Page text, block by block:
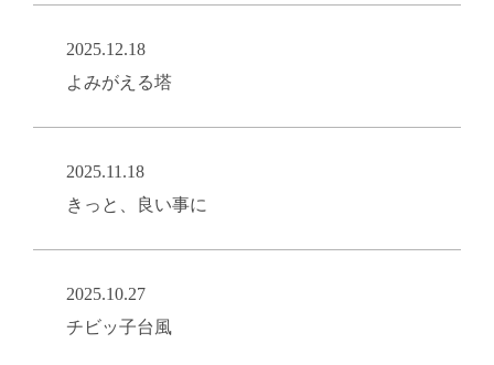
2025.12.18
よみがえる塔
2025.11.18
きっと、良い事に
2025.10.27
チビッ子台風